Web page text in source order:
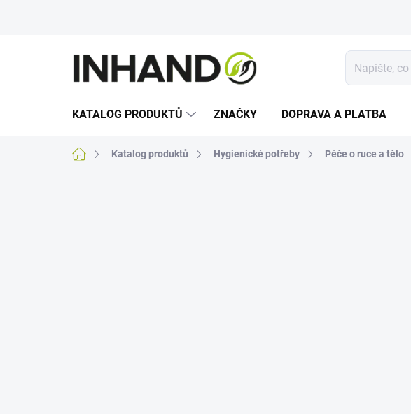
KATALOG PRODUKTŮ ZNAČKY DOPRAVA A PLATBA
Domů Katalog produktů Hygienické potřeby Péče o ruce a tělo